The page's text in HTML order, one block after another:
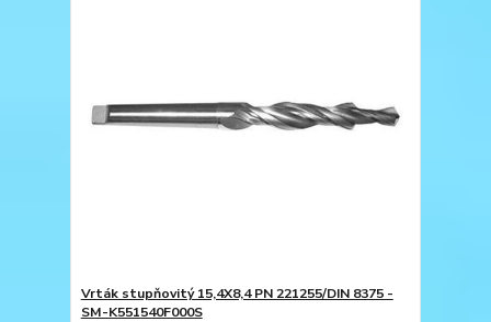
Vrták stupňovitý 15,4X8,4 PN 221255/DIN 8375 -
SM-K551540F000S